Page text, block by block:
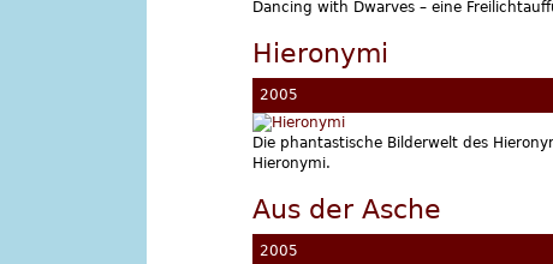
Dancing with Dwarves – eine
Hieronymi
2005
Die phantastische Bilderwelt des
Hieronymi.
Aus der Asche
2005